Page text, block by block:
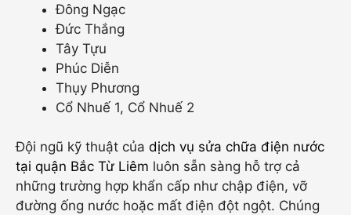
Đông Ngạc
Đức Thắng
Tây Tựu
Phúc Diễn
Thụy Phương
Cổ Nhuế 1, Cổ Nhuế 2
Đội ngũ kỹ thuật của dịch vụ sửa chữa điện nước
tại quận Bắc Từ Liêm luôn sẵn sàng hỗ trợ cả
những trường hợp khẩn cấp như chập điện, vỡ
đường ống nước hoặc mất điện đột ngột. Chúng